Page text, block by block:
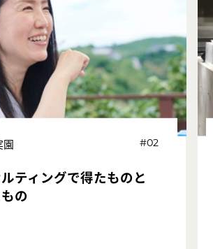
園 #02
ティングで得たものと
の